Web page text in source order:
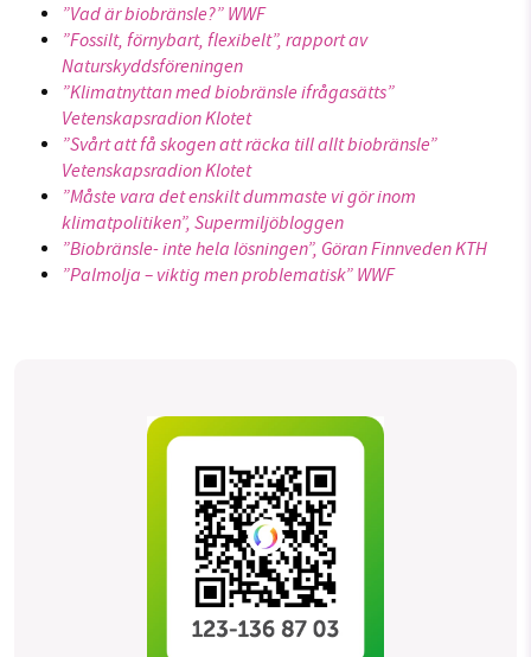
”Vad är biobränsle?” WWF
”Fossilt, förnybart, flexibelt”, rapport av
Naturskyddsföreningen
”Klimatnyttan med biobränsle ifrågasätts”
Vetenskapsradion Klotet
”Svårt att få skogen att räcka till allt biobränsle”
Vetenskapsradion Klotet
”Måste vara det enskilt dummaste vi gör inom
klimatpolitiken”, Supermiljöbloggen
”Biobränsle- inte hela lösningen”, Göran Finnveden KTH
”Palmolja – viktig men problematisk” WWF